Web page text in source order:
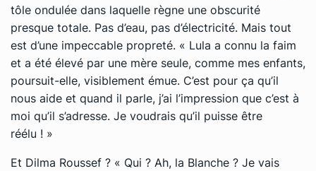
tôle ondulée dans laquelle règne une obscurité
presque totale. Pas d’eau, pas d’électricité. Mais tout
est d’une impeccable propreté. « Lula a connu la faim
et a été élevé par une mère seule, comme mes enfants,
poursuit-elle, visiblement émue. C’est pour ça qu’il
nous aide et quand il parle, j’ai l’impression que c’est à
moi qu’il s’adresse. Je voudrais qu’il puisse être
réélu ! »
Et Dilma Roussef ? « Qui ? Ah, la Blanche ? Je vais